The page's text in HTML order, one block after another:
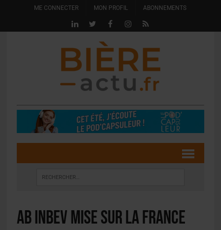
ME CONNECTER MON PROFIL ABONNEMENTS
AB InBev mise sur la France